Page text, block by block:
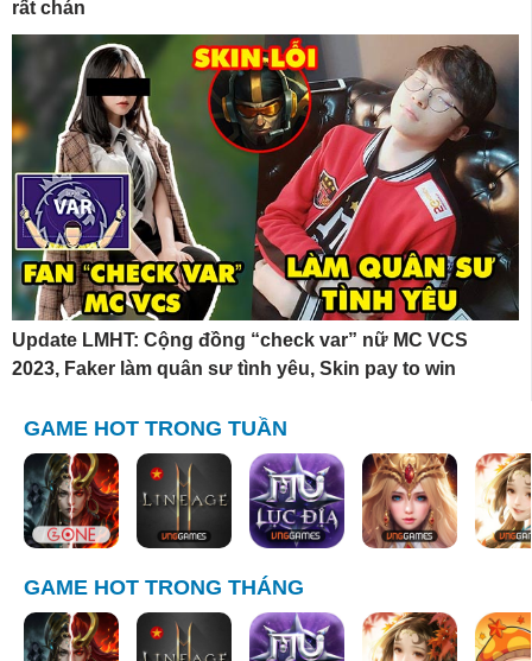
rất chán
Update LMHT: Cộng đồng “check var” nữ MC VCS
2023, Faker làm quân sư tình yêu, Skin pay to win
GAME HOT TRONG TUẦN
GAME HOT TRONG THÁNG